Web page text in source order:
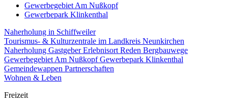
Gewerbegebiet Am Nußkopf
Gewerbepark Klinkenthal
Naherholung in Schiffweiler
Tourismus- & Kulturzentrale im Landkreis Neunkirchen
Naherholung GastgeberErlebnisort Reden Bergbauwege
Gewerbegebiet Am NußkopfGewerbepark Klinkenthal
Gemeindewappen Partnerschaften
Wohnen & Leben
Freizeit